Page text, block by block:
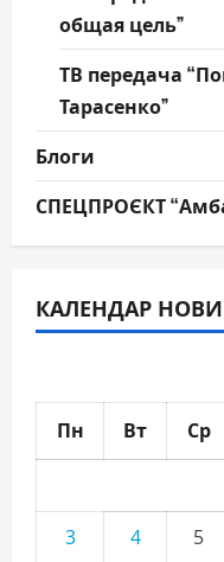
общая цель”
ТВ передача
Тарасенко”
Блоги
СПЕЦПРОЄКТ
КАЛЕНДАР
Пн Вт Ср
3
4 5